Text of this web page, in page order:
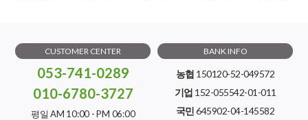
CUSTOMER CENTER
053-741-0289
010-6780-3727
평일 AM 10:00 - PM 06:00
BANK INFO
농협 150120-52-049572
기업 152-055542-01-011
국민645902-04-145582